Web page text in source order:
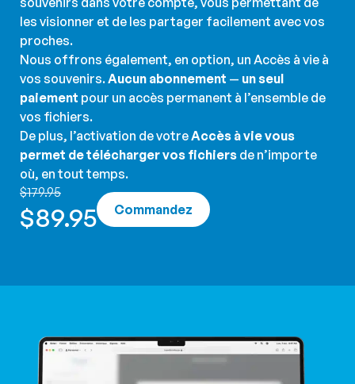
les visionner et de les partager facilement avec vos
proches.
Nous offrons également, en option, un Accès à vie à
vos souvenirs.Aucun abonnement — un seul
paiement pour un accès permanent à l’ensemble de
vos fichiers.
De plus, l’activation de votreAccès à vie vous
permet de télécharger vos fichiers de n’importe
où, en tout temps.
$179.95
$89.95 Commandez